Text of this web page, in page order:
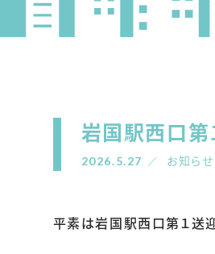
岩国駅西口第
2026.5.27 お知らせ
平素は岩国駅西口第１送